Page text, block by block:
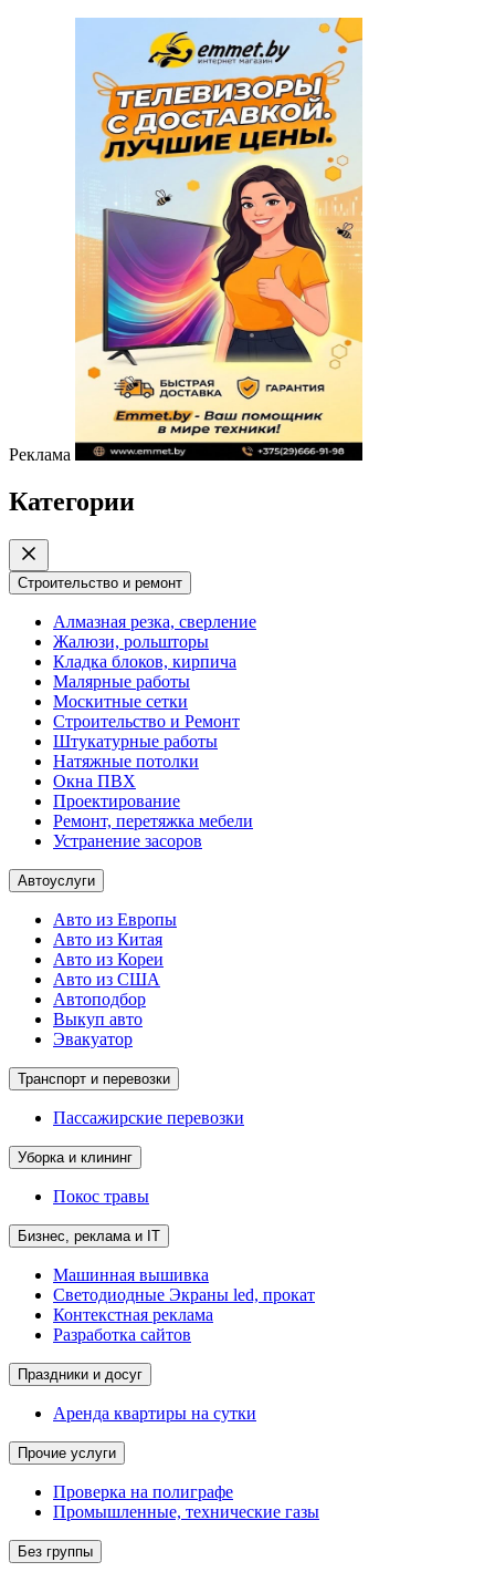
Реклама
Категории
Строительство и ремонт
Алмазная резка, сверление
Жалюзи, рольшторы
Кладка блоков, кирпича
Малярные работы
Москитные сетки
Строительство и Ремонт
Штукатурные работы
Натяжные потолки
Окна ПВХ
Проектирование
Ремонт, перетяжка мебели
Устранение засоров
Автоуслуги
Авто из Европы
Авто из Китая
Авто из Кореи
Авто из США
Автоподбор
Выкуп авто
Эвакуатор
Транспорт и перевозки
Пассажирские перевозки
Уборка и клининг
Покос травы
Бизнес, реклама и IT
Машинная вышивка
Светодиодные Экраны led, прокат
Контекстная реклама
Разработка сайтов
Праздники и досуг
Аренда квартиры на сутки
Прочие услуги
Проверка на полиграфе
Промышленные, технические газы
Без группы